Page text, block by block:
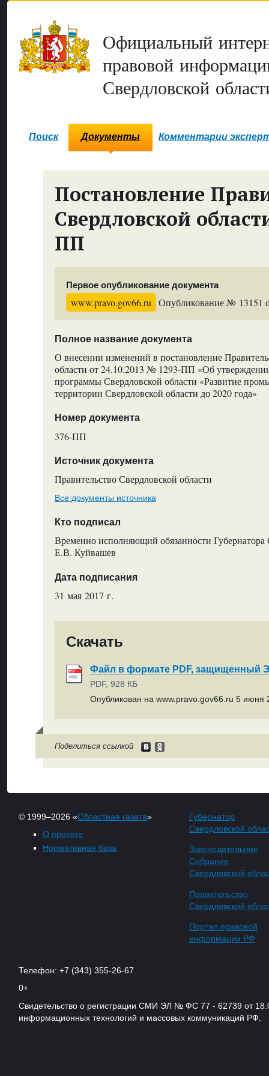
Официальный
правовой
Свердловской
Поиск Документы Комментарии
Постановление
Свердловской
ПП
Первое опубликование документа
www.pravo.gov66.ru Опубликование № 13151
Полное название документа
О внесении изменений в постановление
области от 24.10.2013 № 1293-ПП «Об
программы Свердловской области «Развитие
территории Свердловской области до 2020 года»
Номер документа
376-ПП
Источник документа
Правительство Свердловской области
Все документы источника
Кто подписал
Временно исполняющий обязанности Губернатора
Е.В. Куйвашев
Дата подписания
31 мая 2017 г.
Скачать
Файл в формате PDF, защищенный
PDF, 928 КБ
Опубликован на www.pravo.gov66.ru 5 июня
Поделиться ссылкой
© 1999–2026 «Областная газета»
О проекте
Нормативная база
Губернатор
Свердловской
Законодательное
Собрание
Свердловской
Правительство
Свердловской
Портал правовой
информации РФ
Телефон: +7 (343) 355-26-67
0+
Свидетельство о регистрации СМИ ЭЛ № ФС 77 - 62739 от
информационных технологий и массовых коммуникаций РФ.